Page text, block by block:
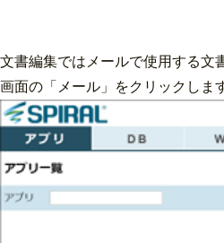
文書編集ではメールで使用する文
画面の「メール」をクリックしま